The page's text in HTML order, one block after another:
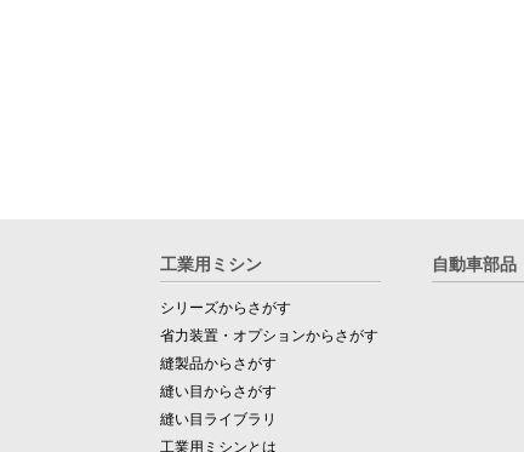
工業用ミシン
シリーズからさがす
省力装置・オプションからさがす
縫製品からさがす
縫い目からさがす
縫い目ライブラリ
工業用ミシンとは
自動車部品